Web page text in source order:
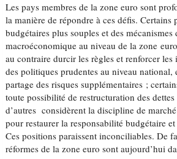
Les pays membres de la zone euro sont
la manière de répondre à ces défis. Certains
budgétaires plus souples et des mécanismes
macroéconomique au niveau de la zone
au contraire durcir les règles et renforcer les
des politiques prudentes au niveau national,
partage des risques supplémentaires ;
toute possibilité de restructuration des
d’autres considèrent la discipline de
pour restaurer la responsabilité budgétaire
Ces positions paraissent inconciliables. De
réformes de la zone euro sont aujourd’hui